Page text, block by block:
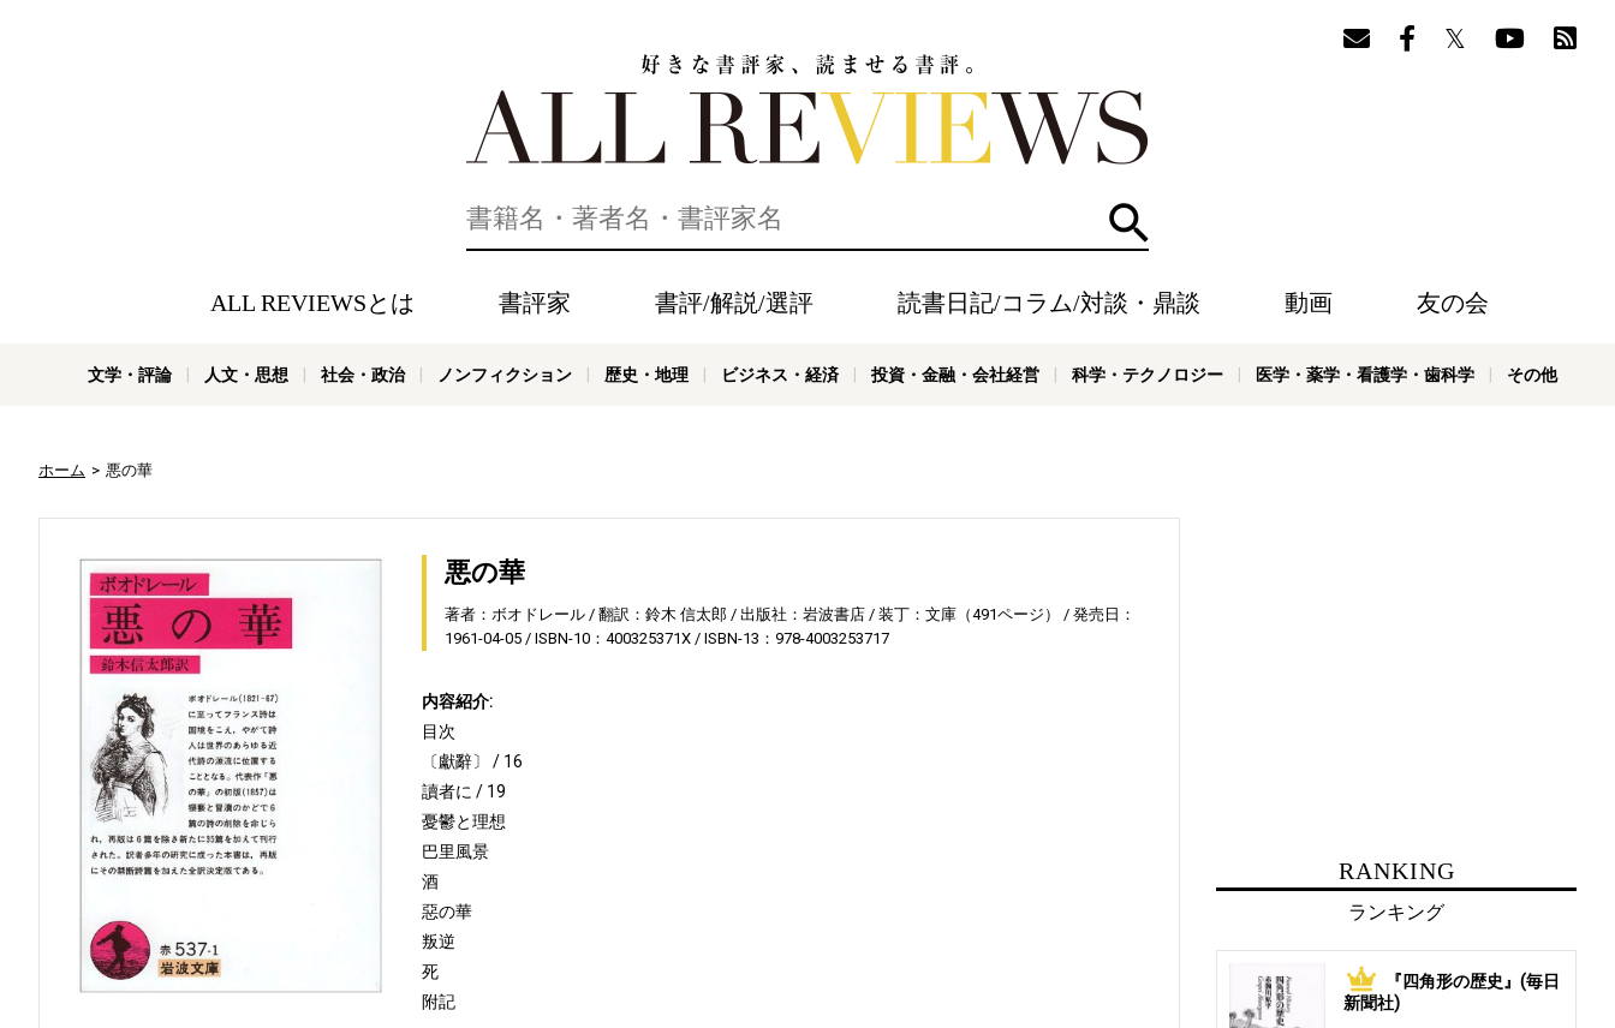
検索
ALL REVIEWSとは 書評家 書評/解説/選評 読書日記/コラム/対談・鼎談 動画 友の会
文学・評論 人文・思想 社会・政治 ノンフィクション 歴史・地理 ビジネス・経済 投資・金融・会社経営 科学・テクノロジー 医学・薬学・看護学・歯科学 その他
ホーム 悪の華
悪の華
著者：ボオドレール 翻訳：鈴木 信太郎 出版社：岩波書店 装丁：文庫（491ページ）
発売日：
1961-04-05
ISBN-10：400325371X ISBN-13：978-4003253717
内容紹介:
目次
〔獻辭〕 / 16
讀者に / 19
憂鬱と理想
巴里風景
酒
惡の華
叛逆
死
附記
RANKING
ランキング
1
『四角形の歴史』(毎日
新聞社)